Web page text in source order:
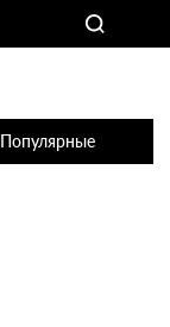
Популярные